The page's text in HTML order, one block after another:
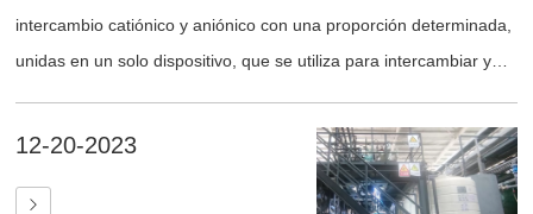
intercambio catiónico y aniónico con una proporción determinada,
unidas en un solo dispositivo, que se utiliza para intercambiar y
bajo contenido de sal o se coloca después de unidades de
ósmosis inversa o EDI para reducir la dureza, la alcalinidad y los
aniones y cationes del agua, convirtiéndola en agua ablandada o
12-20-2023